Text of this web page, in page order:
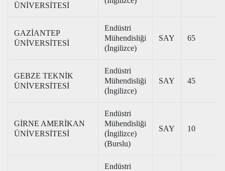
ÜNİVERSİTESİ
GAZİANTEP
ÜNİVERSİTESİ
Endüstri
Mühendisliği
(İngilizce)
SAY 65
GEBZE TEKNİK
ÜNİVERSİTESİ
Endüstri
Mühendisliği
(İngilizce)
SAY 45
GİRNE AMERİKAN
ÜNİVERSİTESİ
Endüstri
Mühendisliği
(İngilizce)
(Burslu)
SAY 10
Endüstri